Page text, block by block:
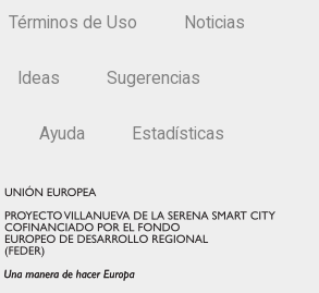
Términos de Uso Noticias
Ideas Sugerencias
Ayuda Estadísticas